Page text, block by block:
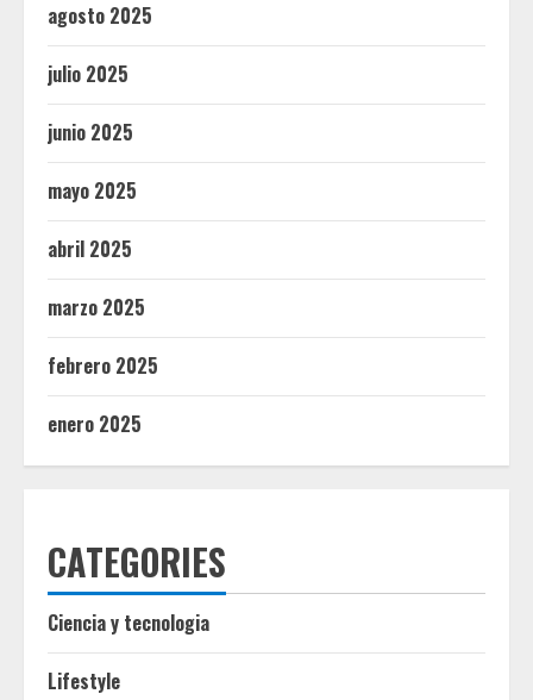
agosto 2025
julio 2025
junio 2025
mayo 2025
abril 2025
marzo 2025
febrero 2025
enero 2025
CATEGORIES
Ciencia y tecnologia
Lifestyle